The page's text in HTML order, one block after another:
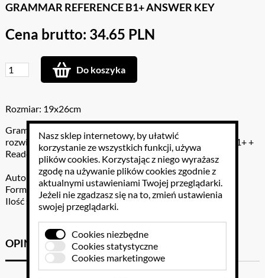
GRAMMAR REFERENCE B1+ ANSWER KEY
Cena brutto: 34.65 PLN
Do koszyka
Rozmiar: 19x26cm
Grammar Reference B1+ Answer Key - to zeszyt z
rozwiązaniami do ćwiczeń z książki Grammar Reference B1+ +
Reader + CD audio
Autor: Gabrielle Hodson-Hirst
Format: 19x26cm
Ilość stron: 15
OPINIE KLIENTÓW GPSR
Nasz sklep internetowy, by ułatwić
korzystanie ze wszystkich funkcji, używa
plików cookies. Korzystając z niego wyrażasz
zgodę na używanie plików cookies zgodnie z
aktualnymi ustawieniami Twojej przeglądarki.
Jeżeli nie zgadzasz się na to, zmień ustawienia
swojej przeglądarki.
Cookies niezbędne
Cookies statystyczne
Cookies marketingowe